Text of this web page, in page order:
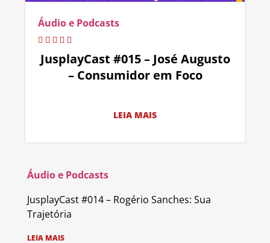
Áudio e Podcasts
JusplayCast #015 – José Augusto
– Consumidor em Foco
LEIA MAIS
Áudio e Podcasts
JusplayCast #014 – Rogério Sanches: Sua
Trajetória
LEIA MAIS